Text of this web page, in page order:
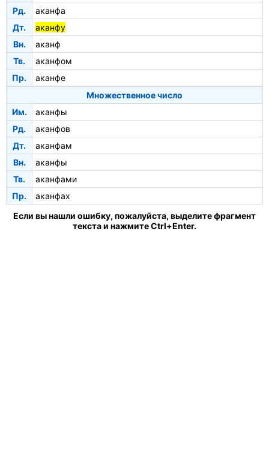
Рд.
аканфа
Дт.
аканфу
Вн.
аканф
Тв.
аканфом
Пр.
аканфе
Множественное число
Им.
аканфы
Рд.
аканфов
Дт.
аканфам
Вн.
аканфы
Тв.
аканфами
Пр.
аканфах
Если вы нашли ошибку, пожалуйста, выделите фрагмент
текста и нажмите Ctrl+Enter.